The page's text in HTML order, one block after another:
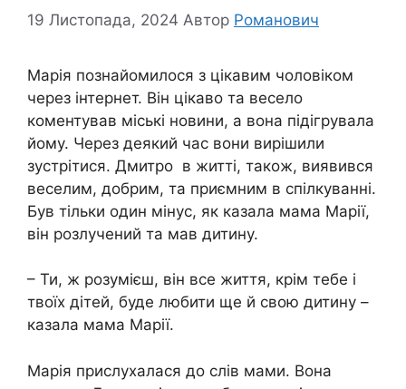
19 Листопада, 2024 Автор Романович
Марія познайомилося з цікавим чоловіком
через інтернет. Він цікаво та весело
коментував міські новини, а вона підігрувала
йому. Через деякий час вони вирішили
зустрітися. Дмитро в житті, також, виявився
веселим, добрим, та приємним в спілкуванні.
Був тільки один мінус, як казала мама Марії,
він розлучений та мав дитину.
– Ти, ж розумієш, він все життя, крім тебе і
твоїх дітей, буде любити ще й свою дитину –
казала мама Марії.
Марія прислухалася до слів мами. Вона